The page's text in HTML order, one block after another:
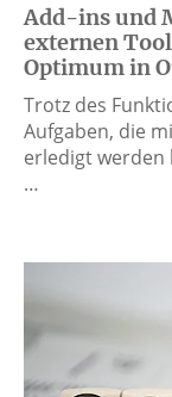
Add-ins und
externen
Optimum in
Trotz des
Aufgaben, die
erledigt werden
…